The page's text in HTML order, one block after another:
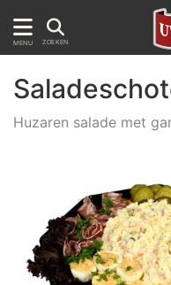
MENU ZOEKEN
Huzaren salade met